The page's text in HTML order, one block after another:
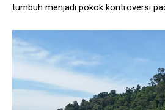
tumbuh menjadi pokok kontroversi